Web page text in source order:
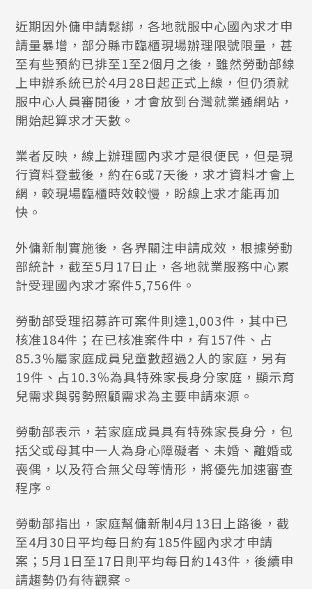
近期因外傭申請鬆綁，各地就服中心國內求才申
請量暴增，部分縣市臨櫃現場辦理限號限量，甚
至有些預約已排至1至2個月之後，雖然勞動部線
上申辦系統已於4月28日起正式上線，但仍須就
服中心人員審閱後，才會放到台灣就業通網站，
開始起算求才天數。
業者反映，線上辦理國內求才是很便民，但是現
行資料登載後，約在6或7天後，求才資料才會上
網，較現場臨櫃時效較慢，盼線上求才能再加
快。
外傭新制實施後，各界關注申請成效，根據勞動
部統計，截至5月17日止，各地就業服務中心累
計受理國內求才案件5,756件。
勞動部受理招募許可案件則達1,003件，其中已
核准184件；在已核准案件中，有157件、占
85.3％屬家庭成員兒童數超過2人的家庭，另有
19件、占10.3％為具特殊家長身分家庭，顯示育
兒需求與弱勢照顧需求為主要申請來源。
勞動部表示，若家庭成員具有特殊家長身分，包
括父或母其中一人為身心障礙者、未婚、離婚或
喪偶，以及符合無父母等情形，將優先加速審查
程序。
勞動部指出，家庭幫傭新制4月13日上路後，截
至4月30日平均每日約有185件國內求才申請
案；5月1日至17日則平均每日約143件，後續申
請趨勢仍有待觀察。